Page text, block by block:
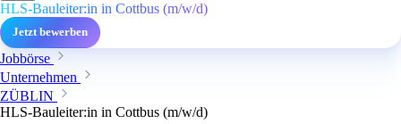
HLS-Bauleiter:in in Cottbus (m/w/d)
Jetzt bewerben
Jobbörse
Unternehmen
ZÜBLIN
HLS-Bauleiter:in in Cottbus (m/w/d)